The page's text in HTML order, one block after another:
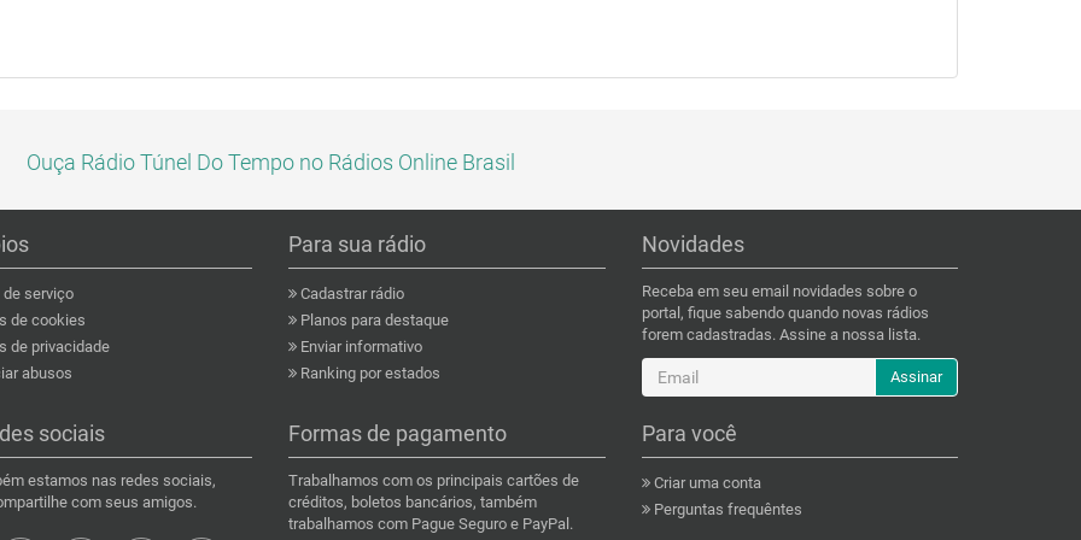
Ouça Rádio Túnel Do Tempo no Rádios Online Brasil
serviço
de cookies
de privacidade
abusos
Para sua rádio
Cadastrar rádio
Planos para destaque
Enviar informativo
Ranking por estados
Novidades
Receba em seu email novidades sobre o
portal, fique sabendo quando novas rádios
forem cadastradas. Assine a nossa lista.
Assinar
sociais
estamos nas redes sociais,
com seus amigos.
Formas de pagamento
Trabalhamos com os principais cartões de
créditos, boletos bancários, também
trabalhamos com Pague Seguro e PayPal.
Para você
Criar uma conta
Perguntas frequêntes